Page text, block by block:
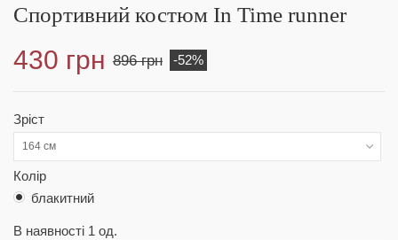
Спортивний костюм In Time runner
430 грн 896 грн -52%
Зріст
164 см
Колір
блакитний
В наявності 1 од.